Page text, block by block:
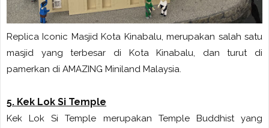
Replica Iconic Masjid Kota Kinabalu, merupakan salah satu
masjid yang terbesar di Kota Kinabalu, dan turut di
pamerkan di AMAZING Miniland Malaysia.
5. Kek Lok Si Temple
Kek Lok Si Temple merupakan Temple Buddhist yang